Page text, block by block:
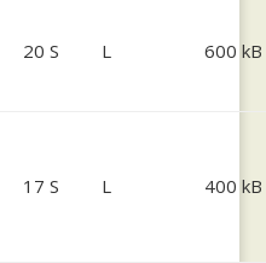
20 S L 600 kB
17 S L 400 kB